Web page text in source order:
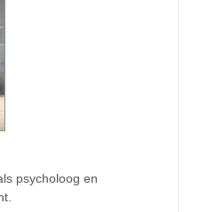
psycholoog en